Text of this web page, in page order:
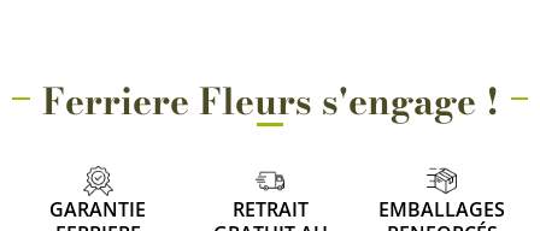
Ferriere Fleurs s'engage !
GARANTIE
RETRAIT
EMBALLAGES